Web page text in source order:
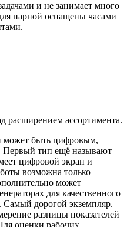
и не занимает много
парной оснащены часами
расширением ассортимента.
может быть цифровым,
Первый тип ещё называют
цифровой экран и
возможна только
может
для качественного
Самый дорогой экземпляр.
разницы показателей
оценки рабочих